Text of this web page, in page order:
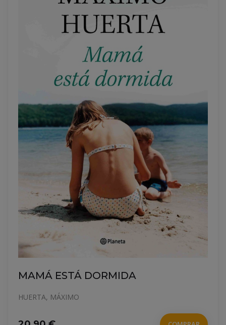
MAMÁ ESTÁ DORMIDA
HUERTA, MÁXIMO